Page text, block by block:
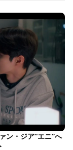
ン・ジア“エニ”へ